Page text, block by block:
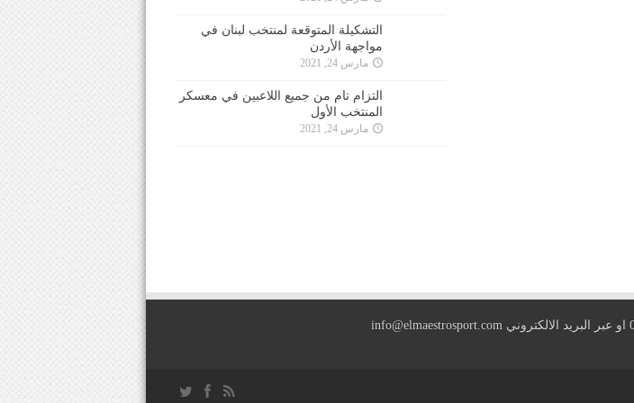
التشكيلة المتوقعة لمنتخب لبنان في
مواجهة الأردن
مارس 24, 2021
التزام تام من جميع اللاعبين في معسكر
المنتخب الأول
مارس 24, 2021
info@elmaestrosport.com